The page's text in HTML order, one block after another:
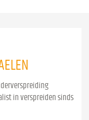
in verspreiden sinds